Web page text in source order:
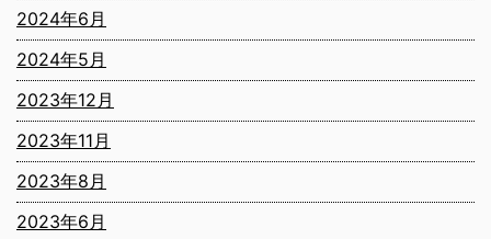
2024年6月
2024年5月
2023年12月
2023年11月
2023年8月
2023年6月